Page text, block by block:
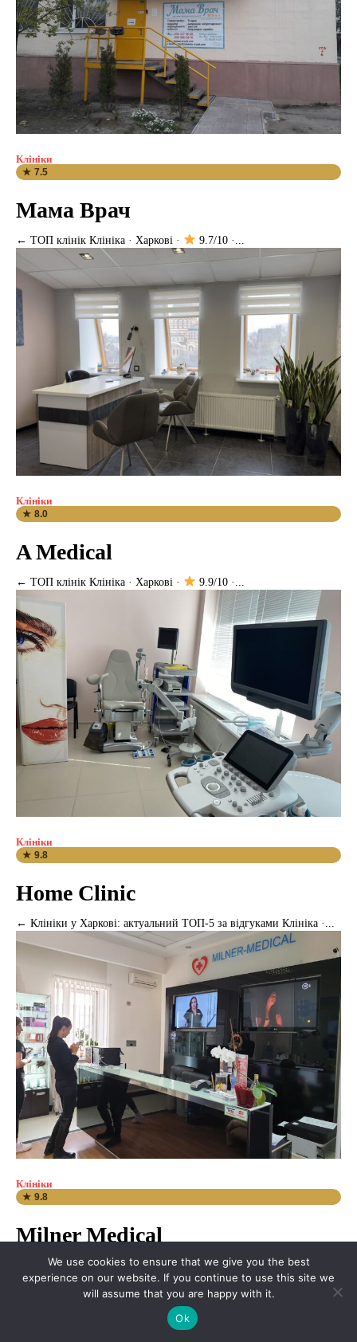
Клініки
★ 7.5
Мама Врач
← ТОП клінік Клініка · Харкові · 9.7/10 ·...
Клініки
★ 8.0
A Medical
← ТОП клінік Клініка · Харкові · 9.9/10 ·...
Клініки
★ 9.8
Home Clinic
← Клініки у Харкові: актуальний ТОП-5 за відгуками Клініка ·...
Клініки
★ 9.8
Milner Medical
← Клініки у Харкові: актуальний ТОП-5 за відгуками Клініка ·...
We use cookies to ensure that we give you the best
experience on our website. If you continue to use this site we
will assume that you are happy with it.
Ok